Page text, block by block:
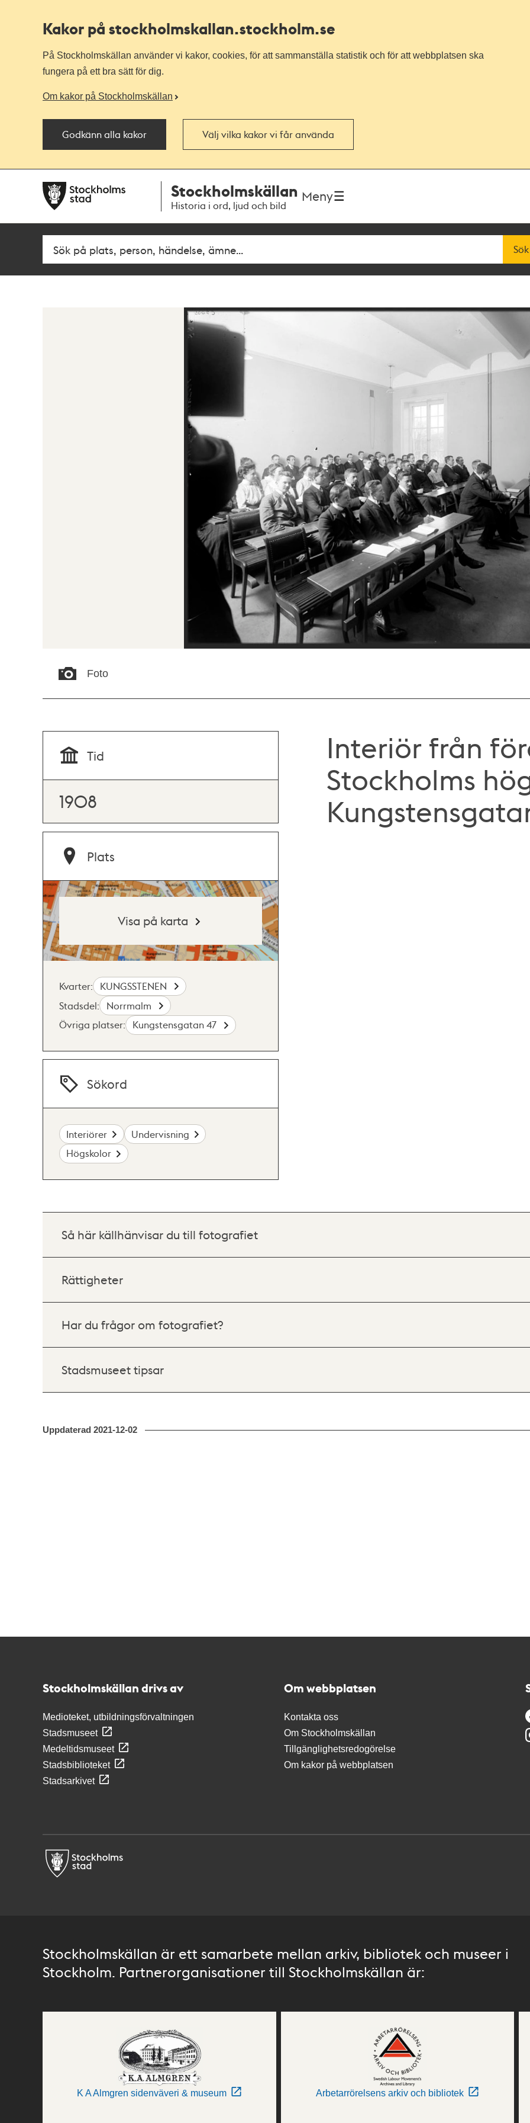
Kakor på stockholmskallan.stockholm.se
På Stockholmskällan använder vi kakor, cookies, för att sammanställa statistik och för att webbplatsen ska
fungera på ett bra sätt för dig.
Om kakor på Stockholmskällan
Godkänn alla kakor Välj vilka kakor vi får använda
navigationen
huvudinnehållet
Stockholmskällan
Historia i ord, ljud och bild
Meny
Fritextsök Sök
Foto
Interiör från
Stockholms
Tid
1908
Plats
Visa på karta
Kvarter:
KUNGSSTENEN
Stadsdel:
Norrmalm
Övriga platser:
Kungstensgatan 47
Sökord
Interiörer
Undervisning
Högskolor
Så här källhänvisar du till fotografiet
Rättigheter
Har du frågor om fotografiet?
Stadsmuseet tipsar
Uppdaterad 2021-12-02
Stockholmskällan drivs av
Medioteket, utbildningsförvaltningen
Stadsmuseet
Medeltidsmuseet
Stadsbiblioteket
Stadsarkivet
Om webbplatsen
Kontakta oss
Om Stockholmskällan
Tillgänglighetsredogörelse
Om kakor på webbplatsen
Stockholmskällan är ett samarbete mellan arkiv, bibliotek och museer i
Stockholm. Partnerorganisationer till Stockholmskällan är:
K A Almgren sidenväveri & museum Arbetarrörelsens arkiv och bibliotek